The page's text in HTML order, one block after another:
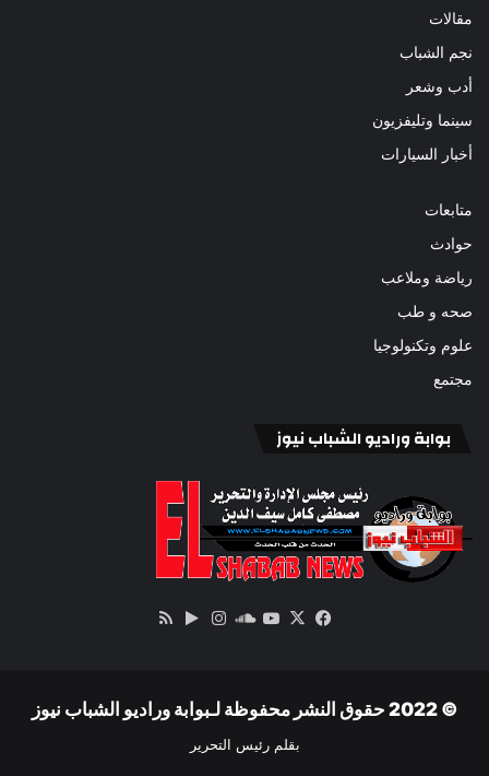
مقالات
نجم الشباب
أدب وشعر
سينما وتليفزيون
أخبار السيارات
متابعات
حوادث
رياضة وملاعب
صحه و طب
علوم وتكنولوجيا
مجتمع
بوابة وراديو الشباب نيوز
فيسبوك
‫X
‫YouTube
ساوندانستقرام‏Google
© 2022 حقوق النشر محفوظة لـبوابة وراديو الشباب نيوز
بقلم رئيس التحرير